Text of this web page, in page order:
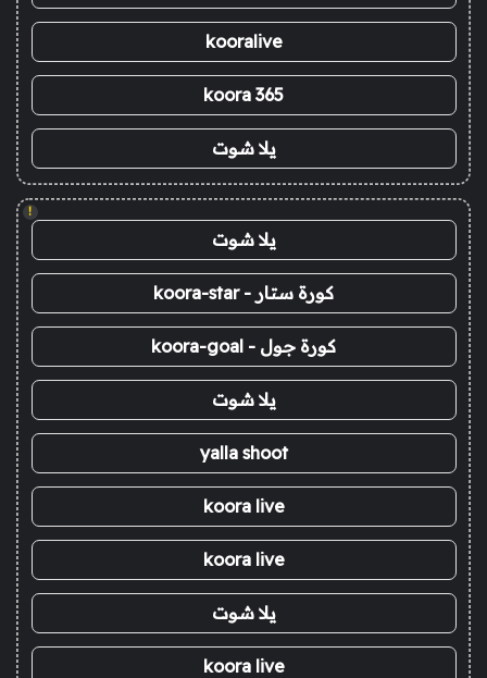
kooralive
koora 365
يلا شوت
!
يلا شوت
كورة ستار - koora-star
كورة جول - koora-goal
يلا شوت
yalla shoot
koora live
koora live
يلا شوت
koora live